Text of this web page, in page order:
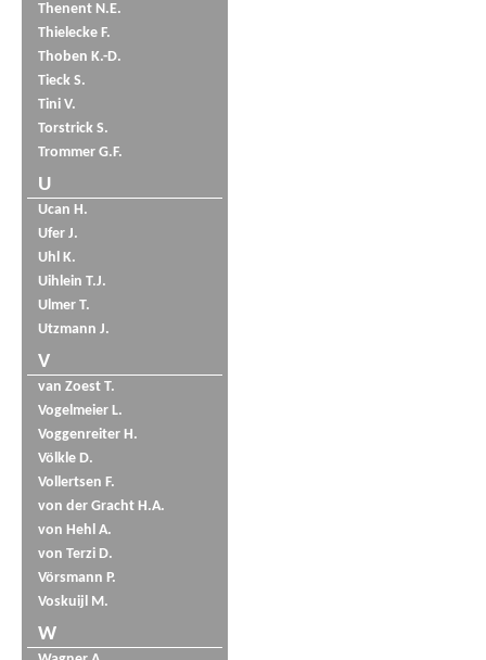
Thenent N.E.
Thielecke F.
Thoben K.-D.
Tieck S.
Tini V.
Torstrick S.
Trommer G.F.
U
Ucan H.
Ufer J.
Uhl K.
Uihlein T.J.
Ulmer T.
Utzmann J.
V
van Zoest T.
Vogelmeier L.
Voggenreiter H.
Völkle D.
Vollertsen F.
von der Gracht H.A.
von Hehl A.
von Terzi D.
Vörsmann P.
Voskuijl M.
W